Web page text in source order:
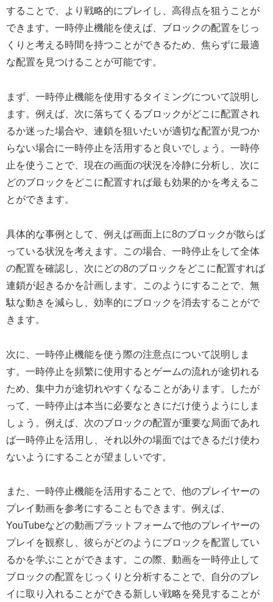
することで、より戦略的にプレイし、高得点を狙うことが
できます。一時停止機能を使えば、ブロックの配置をじっ
くりと考える時間を持つことができるため、焦らずに最適
な配置を見つけることが可能です。
まず、一時停止機能を使用するタイミングについて説明し
ます。例えば、次に落ちてくるブロックがどこに配置され
るか迷った場合や、連鎖を狙いたいが適切な配置が見つか
らない場合に一時停止を活用すると良いでしょう。一時停
止を使うことで、現在の画面の状況を冷静に分析し、次に
どのブロックをどこに配置すれば最も効果的かを考えるこ
とができます。
具体的な事例として、例えば画面上に8のブロックが散らば
っている状況を考えます。この場合、一時停止をして全体
の配置を確認し、次にどの8のブロックをどこに配置すれば
連鎖が起きるかを計画します。このようにすることで、無
駄な動きを減らし、効率的にブロックを消去することがで
きます。
次に、一時停止機能を使う際の注意点について説明しま
す。一時停止を頻繁に使用するとゲームの流れが途切れる
ため、集中力が途切れやすくなることがあります。したが
って、一時停止は本当に必要なときにだけ使うようにしま
しょう。例えば、次のブロックの配置が重要な局面であれ
ば一時停止を活用し、それ以外の場面ではできるだけ使わ
ないようにすることが望ましいです。
また、一時停止機能を活用することで、他のプレイヤーの
プレイ動画を参考にすることもできます。例えば、
YouTubeなどの動画プラットフォームで他のプレイヤーの
プレイを観察し、彼らがどのようにブロックを配置してい
るかを学ぶことができます。この際、動画を一時停止して
ブロックの配置をじっくりと分析することで、自分のプレ
イに取り入れることができる新しい戦略を発見することが